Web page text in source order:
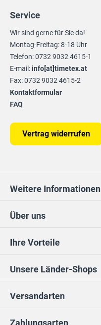
Ihre Vorteile
Unsere Länder-Shops
Über uns
Service
Wir sind gerne für Sie da!
Montag-Freitag: 8-18 Uhr
Telefon: 0732 9032 4615-1
E-mail:info[at]timetex.at
Fax: 0732 9032 4615-2
Kontaktformular
FAQ
Vertrag widerrufen
Weitere Informationen
Zahlungsarten
Versandarten